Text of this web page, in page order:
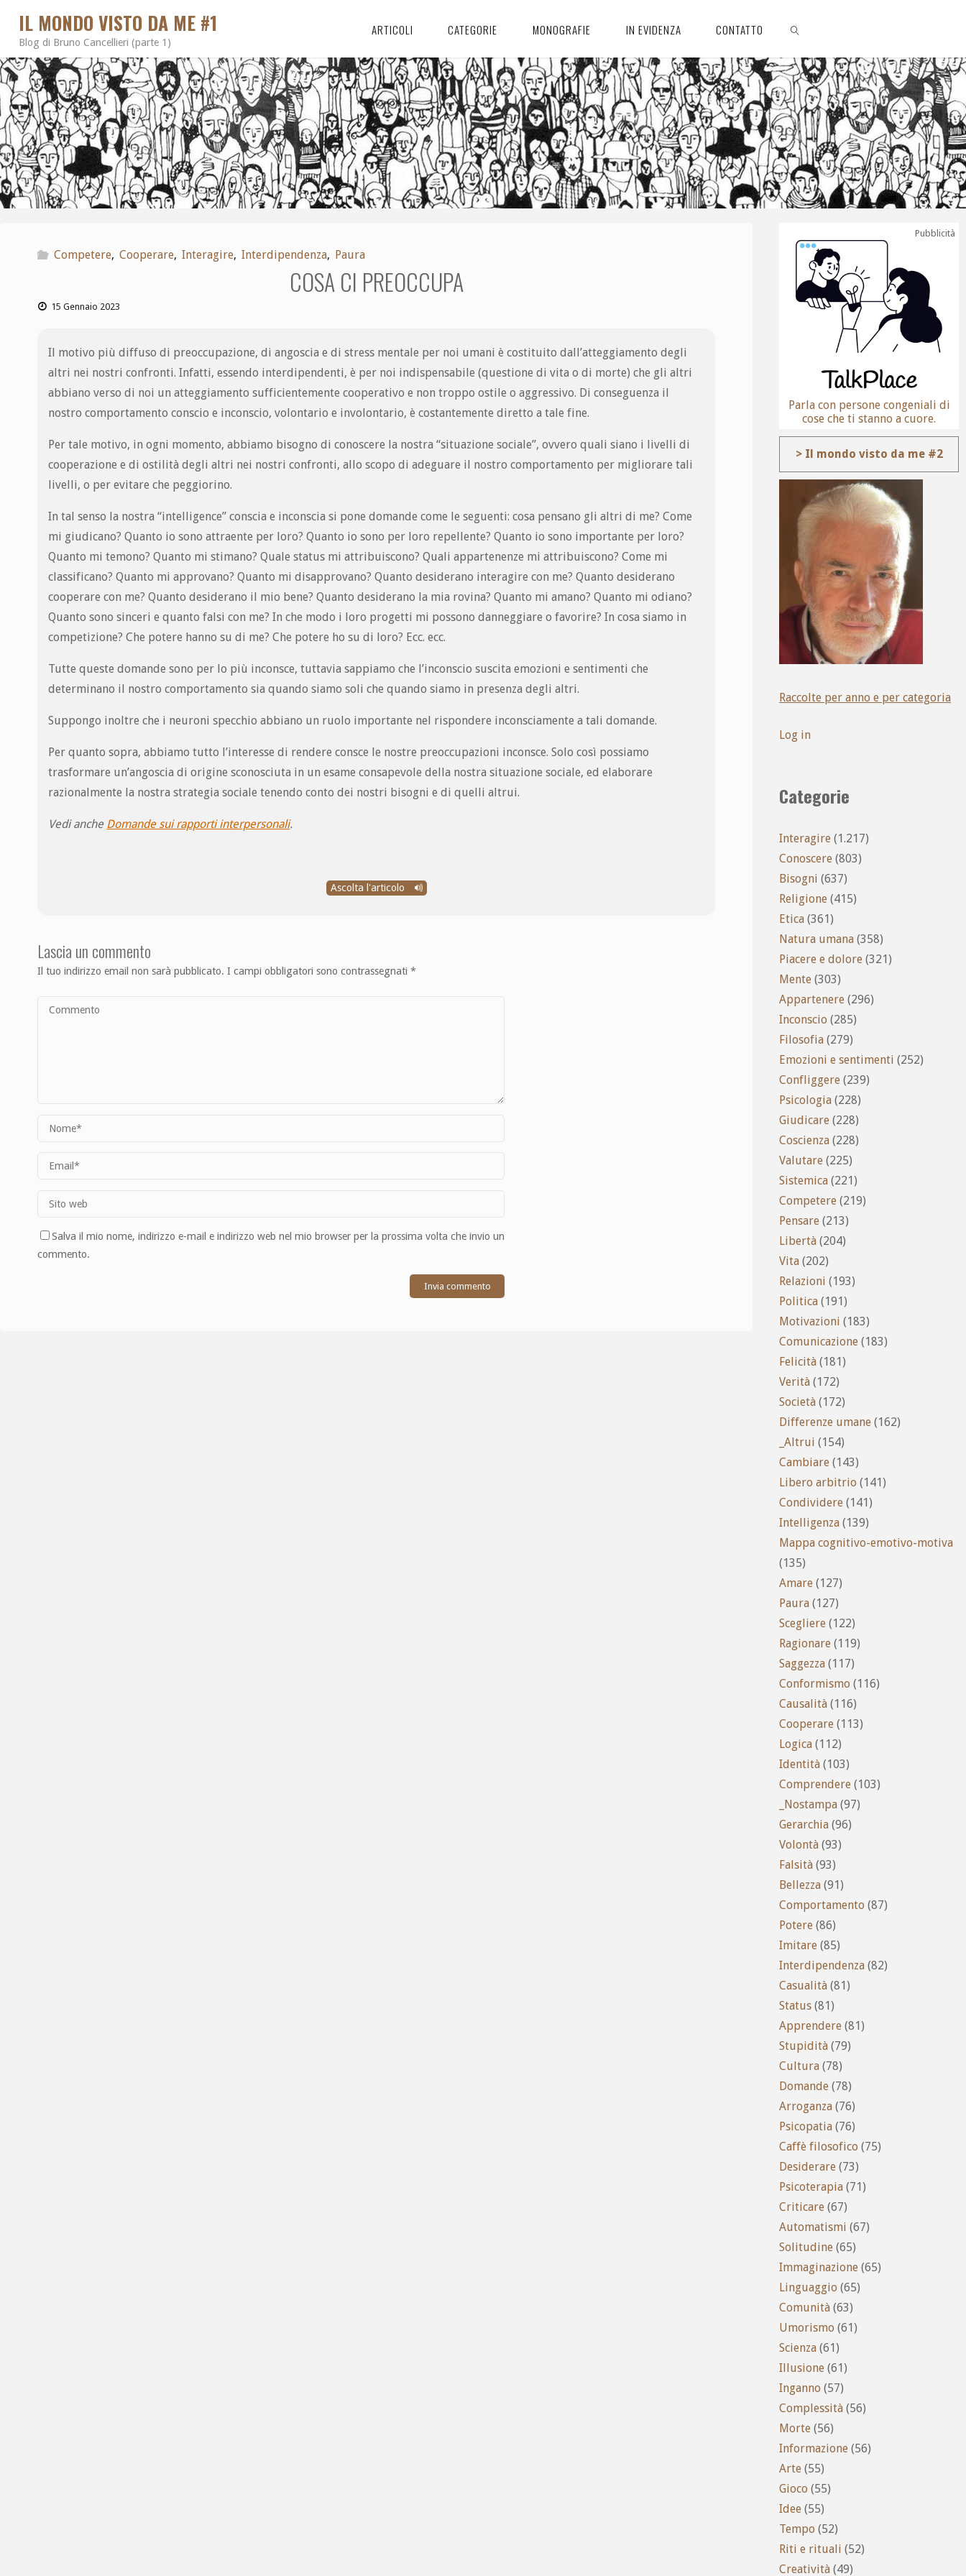
IL MONDO VISTO DA ME #1
Blog di Bruno Cancellieri (parte 1)
ARTICOLI CATEGORIE MONOGRAFIE IN EVIDENZA CONTATTO
CERCA
Competere, Cooperare, Interagire, Interdipendenza, Paura
COSA CI PREOCCUPA
15 Gennaio 2023
Il motivo più diffuso di preoccupazione, di angoscia e di stress mentale per noi umani è costituito dall’atteggiamento degli
altri nei nostri confronti. Infatti, essendo interdipendenti, è per noi indispensabile (questione di vita o di morte) che gli altri
abbiano verso di noi un atteggiamento sufficientemente cooperativo e non troppo ostile o aggressivo. Di conseguenza il
nostro comportamento conscio e inconscio, volontario e involontario, è costantemente diretto a tale fine.
Per tale motivo, in ogni momento, abbiamo bisogno di conoscere la nostra “situazione sociale”, ovvero quali siano i livelli di
cooperazione e di ostilità degli altri nei nostri confronti, allo scopo di adeguare il nostro comportamento per migliorare tali
livelli, o per evitare che peggiorino.
In tal senso la nostra “intelligence” conscia e inconscia si pone domande come le seguenti: cosa pensano gli altri di me? Come
mi giudicano? Quanto io sono attraente per loro? Quanto io sono per loro repellente? Quanto io sono importante per loro?
Quanto mi temono? Quanto mi stimano? Quale status mi attribuiscono? Quali appartenenze mi attribuiscono? Come mi
classificano? Quanto mi approvano? Quanto mi disapprovano? Quanto desiderano interagire con me? Quanto desiderano
cooperare con me? Quanto desiderano il mio bene? Quanto desiderano la mia rovina? Quanto mi amano? Quanto mi odiano?
Quanto sono sinceri e quanto falsi con me? In che modo i loro progetti mi possono danneggiare o favorire? In cosa siamo in
competizione? Che potere hanno su di me? Che potere ho su di loro? Ecc. ecc.
Tutte queste domande sono per lo più inconsce, tuttavia sappiamo che l’inconscio suscita emozioni e sentimenti che
determinano il nostro comportamento sia quando siamo soli che quando siamo in presenza degli altri.
Suppongo inoltre che i neuroni specchio abbiano un ruolo importante nel rispondere inconsciamente a tali domande.
Per quanto sopra, abbiamo tutto l’interesse di rendere consce le nostre preoccupazioni inconsce. Solo così possiamo
trasformare un’angoscia di origine sconosciuta in un esame consapevole della nostra situazione sociale, ed elaborare
razionalmente la nostra strategia sociale tenendo conto dei nostri bisogni e di quelli altrui.
Vedi anche Domande sui rapporti interpersonali.
Ascolta l'articolo
Lascia un commento
Il tuo indirizzo email non sarà pubblicato. I campi obbligatori sono contrassegnati*
Salva il mio nome, indirizzo e-mail e indirizzo web nel mio browser per la prossima volta che invio un
commento.
Pubblicità
Parla con persone congeniali di
cose che ti stanno a cuore.
> Il mondo visto da me #2
Raccolte per anno e per categoria
Log in
Categorie
Interagire (1.217)
Conoscere (803)
Bisogni (637)
Religione (415)
Etica (361)
Natura umana (358)
Piacere e dolore (321)
Mente (303)
Appartenere (296)
Inconscio (285)
Filosofia (279)
Emozioni e sentimenti (252)
Confliggere (239)
Psicologia (228)
Giudicare (228)
Coscienza (228)
Valutare (225)
Sistemica (221)
Competere (219)
Pensare (213)
Libertà (204)
Vita (202)
Relazioni (193)
Politica (191)
Motivazioni (183)
Comunicazione (183)
Felicità (181)
Verità (172)
Società (172)
Differenze umane (162)
_Altrui (154)
Cambiare (143)
Libero arbitrio (141)
Condividere (141)
Intelligenza (139)
Mappa cognitivo-emotivo-motiva
(135)
Amare (127)
Paura (127)
Scegliere (122)
Ragionare (119)
Saggezza (117)
Conformismo (116)
Causalità (116)
Cooperare (113)
Logica (112)
Identità (103)
Comprendere (103)
_Nostampa (97)
Gerarchia (96)
Volontà (93)
Falsità (93)
Bellezza (91)
Comportamento (87)
Potere (86)
Imitare (85)
Interdipendenza (82)
Casualità (81)
Status (81)
Apprendere (81)
Stupidità (79)
Cultura (78)
Domande (78)
Arroganza (76)
Psicopatia (76)
Caffè filosofico (75)
Desiderare (73)
Psicoterapia (71)
Criticare (67)
Automatismi (67)
Solitudine (65)
Immaginazione (65)
Linguaggio (65)
Comunità (63)
Umorismo (61)
Scienza (61)
Illusione (61)
Inganno (57)
Complessità (56)
Morte (56)
Informazione (56)
Arte (55)
Gioco (55)
Idee (55)
Tempo (52)
Riti e rituali (52)
Creatività (49)